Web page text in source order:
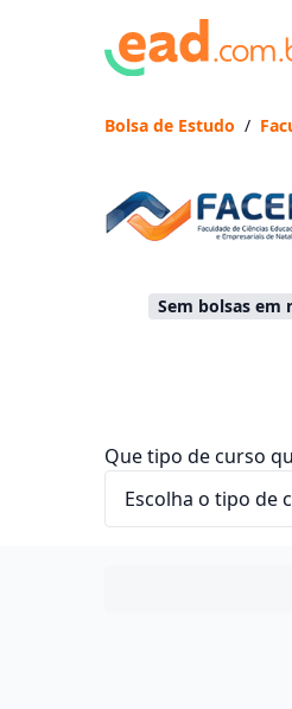
Bolsa de Estudo /
Sem bolsas em
Que tipo de curso